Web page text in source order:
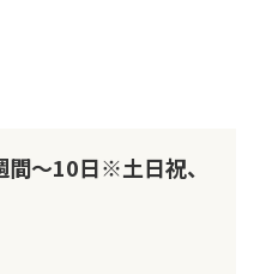
～10日※土日祝、